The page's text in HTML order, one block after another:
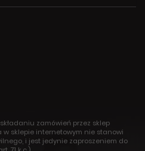
zamówień przez sklep
sklepie internetowym nie stanowi
i jest jedynie zaproszeniem do